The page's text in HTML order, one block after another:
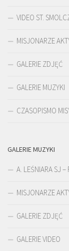
VIDEO ST.
MISJONARZE
GALERIE ZDJĘĆ
GALERIE MUZYKI
CZASOPISMO
GALERIE MUZYKI
A. LEŚNIARA SJ
MISJONARZE
GALERIE ZDJĘĆ
GALERIE VIDEO